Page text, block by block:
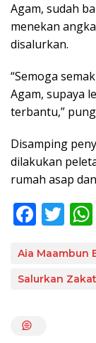
Agam, sudah
menekan
disalurkan.
“Semoga
Agam, supaya
terbantu,”
Disamping
dilakukan
rumah asap
F
e
b
T
itt
er
Aia Maambun
Salurkan